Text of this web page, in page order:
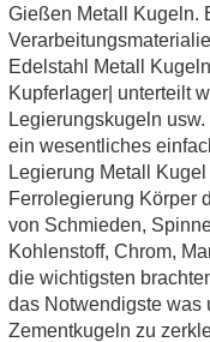
Gießen Metall Kugeln.
Edelstahl Metall
Kupferlager| unterteilt
Legierungskugeln
ein wesentliches
Legierung Metall
Ferrolegierung Körper
von Schmieden,
Kohlenstoff, Chrom,
die wichtigsten
das Notwendigste was
Zementkugeln zu